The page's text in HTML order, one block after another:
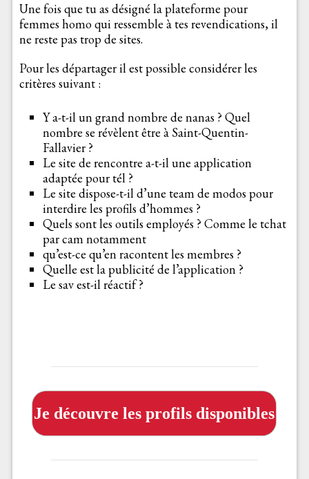
Une fois que tu as désigné la plateforme pour
femmes homo qui ressemble à tes revendications, il
ne reste pas trop de sites.
Pour les départager il est possible considérer les
critères suivant :
Y a-t-il un grand nombre de nanas ? Quel
nombre se révèlent être à Saint-Quentin-
Fallavier ?
Le site de rencontre a-t-il une application
adaptée pour tél ?
Le site dispose-t-il d’une team de modos pour
interdire les profils d’hommes ?
Quels sont les outils employés ? Comme le tchat
par cam notamment
qu’est-ce qu’en racontent les membres ?
Quelle est la publicité de l’application ?
Le sav est-il réactif ?
Je découvre les profils disponibles